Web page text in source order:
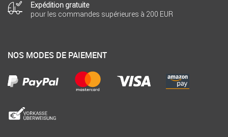
Expédition gratuite
pour les commandes supérieures à 200 EUR
NOS MODES DE PAIEMENT